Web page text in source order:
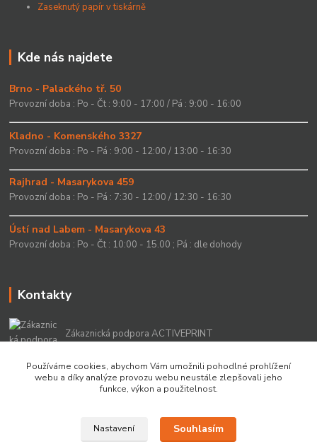
Zaseknutý papír v tiskárně
Kde nás najdete
Brno - Palackého tř. 50
Provozní doba : Po - Čt : 9:00 - 17:00 / Pá : 9:00 - 16:00
Kladno - Komenského 3327
Provozní doba : Po - Pá : 9:00 - 12:00 / 13:00 - 16:30
Rajhrad - Masarykova 459
Provozní doba : Po - Pá : 7:30 - 12:00 / 12:30 - 16:30
Ústí nad Labem - Masarykova 43
Provozní doba : Po - Čt : 10:00 - 15.00 ; Pá : dle dohody
Kontakty
Zákaznická podpora ACTIVEPRINT
info@activeprint.cz
Používáme cookies, abychom Vám umožnili pohodlné prohlížení
webu a díky analýze provozu webu neustále zlepšovali jeho
funkce, výkon a použitelnost.
Nastavení Souhlasím